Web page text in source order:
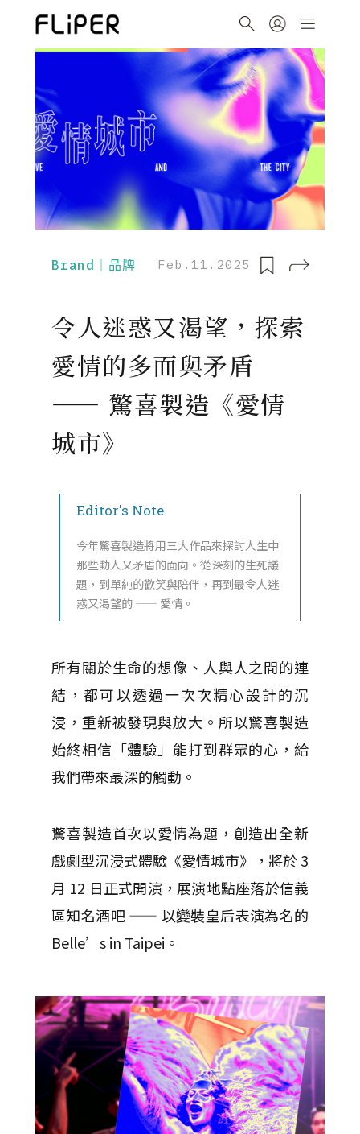
Brand｜品牌 Feb.11.2025
令人迷惑又渴望，探索
愛情的多面與矛盾
—— 驚喜製造《愛情
城市》
Editor's Note
今年驚喜製造將用三大作品來探討人生中
那些動人又矛盾的面向。從深刻的生死議
題，到單純的歡笑與陪伴，再到最令人迷
惑又渴望的 —— 愛情。
所有關於生命的想像、人與人之間的連
結，都可以透過一次次精心設計的沉
浸，重新被發現與放大。所以驚喜製造
始終相信「體驗」能打到群眾的心，給
我們帶來最深的觸動。
驚喜製造首次以愛情為題，創造出全新
戲劇型沉浸式體驗《愛情城市》，將於 3
月 12 日正式開演，展演地點座落於信義
區知名酒吧 —— 以變裝皇后表演為名的
Belle’s in Taipei。